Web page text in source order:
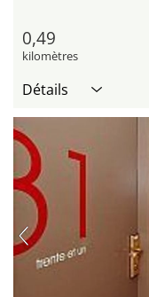
0,49
kilomètres
Détails